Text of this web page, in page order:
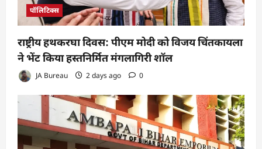
पॉलिटिक्स
राष्ट्रीय हथकरघा दिवस: पीएम मोदी को विजय चिंतकायला
ने भेंट किया हस्तनिर्मित मंगलागिरी शॉल
JA Bureau 2 days ago 0